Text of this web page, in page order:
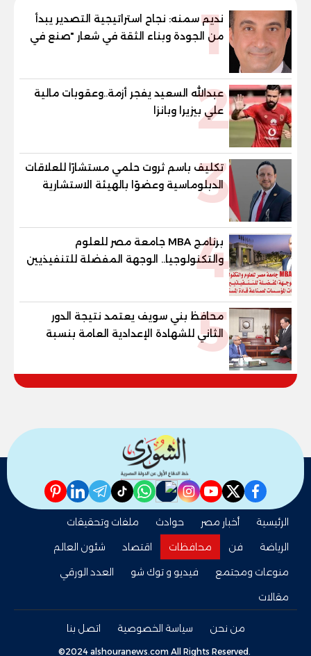
1
نديم سمنه: نجاح استراتيجية التصدير يبدأ
من الجودة وبناء الثقة في شعار "صنع في
مصر"
2
عبدالله السعيد يفجر أزمة..وعقوبات مالية
علي بيزيرا وبانزا
3
تكليف باسم ثروت حلمي مستشارًا للعلاقات
الدبلوماسية وعضوًا بالهيئة الاستشارية
العليا لمنظمة «جاد جمينت يوإن»
4
برنامج MBA جامعة مصر للعلوم
والتكنولوجيا.. الوجهة المفضلة للتنفيذيين
وقيادات المؤسسات لصناعة قادة
5
محافظ بني سويف يعتمد نتيجة الدور
الثاني للشهادة الإعدادية العامة بنسبة
والنور للمكفوفين
facebook
twitter
youtube
instagram
nabd
whatsapp
tiktok
telegram
linkedin
pinterest
الرئيسية أخبار مصر حوادث
ملفات وتحقيقات
الرياضة
فن محافظات اقتصاد
شئون العالم
منوعات ومجتمع
فيديو و توك شو
العدد الورقي
مقالات
من نحن سياسة الخصوصية اتصل بنا
©2024 alshouranews.com All Rights Reserved.